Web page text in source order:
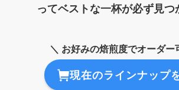
ってベストな一杯が必ず見つ
＼ お好みの焙煎度でオーダー
現在のラインナップ